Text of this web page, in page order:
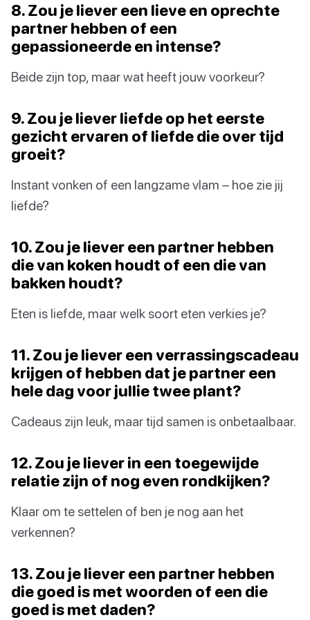
8. Zou je liever een lieve en oprechte
partner hebben of een
gepassioneerde en intense?
Beide zijn top, maar wat heeft jouw voorkeur?
9. Zou je liever liefde op het eerste
gezicht ervaren of liefde die over tijd
groeit?
Instant vonken of een langzame vlam – hoe zie jij
liefde?
10. Zou je liever een partner hebben
die van koken houdt of een die van
bakken houdt?
Eten is liefde, maar welk soort eten verkies je?
11. Zou je liever een verrassingscadeau
krijgen of hebben dat je partner een
hele dag voor jullie twee plant?
Cadeaus zijn leuk, maar tijd samen is onbetaalbaar.
12. Zou je liever in een toegewijde
relatie zijn of nog even rondkijken?
Klaar om te settelen of ben je nog aan het
verkennen?
13. Zou je liever een partner hebben
die goed is met woorden of een die
goed is met daden?